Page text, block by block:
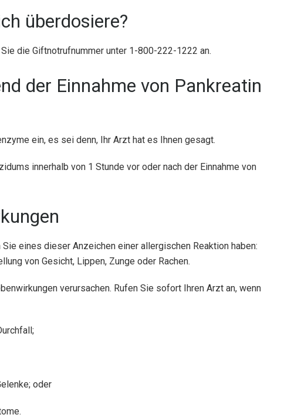
überdosiere?
die Giftnotrufnummer unter 1-800-222-1222 an.
der Einnahme von Pankreatin
ein, es sei denn, Ihr Arzt hat es Ihnen gesagt.
innerhalb von 1 Stunde vor oder nach der Einnahme von
eines dieser Anzeichen einer allergischen Reaktion haben:
von Gesicht, Lippen, Zunge oder Rachen.
verursachen. Rufen Sie sofort Ihren Arzt an, wenn
oder